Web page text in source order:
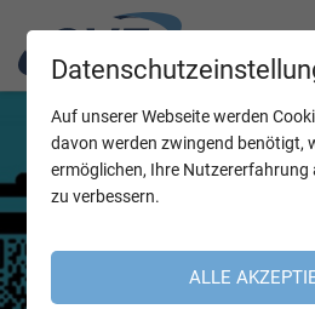
Auf unserer Webseite werden
davon werden zwingend benötigt,
ermöglichen, Ihre Nutzererfahrung
zu verbessern.
ALLE